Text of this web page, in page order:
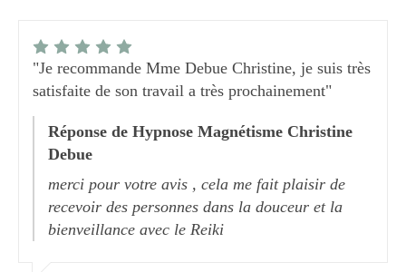
"Je recommande Mme Debue Christine, je suis très
satisfaite de son travail a très prochainement"
Réponse de Hypnose Magnétisme Christine
Debue
merci pour votre avis , cela me fait plaisir de
recevoir des personnes dans la douceur et la
bienveillance avec le Reiki